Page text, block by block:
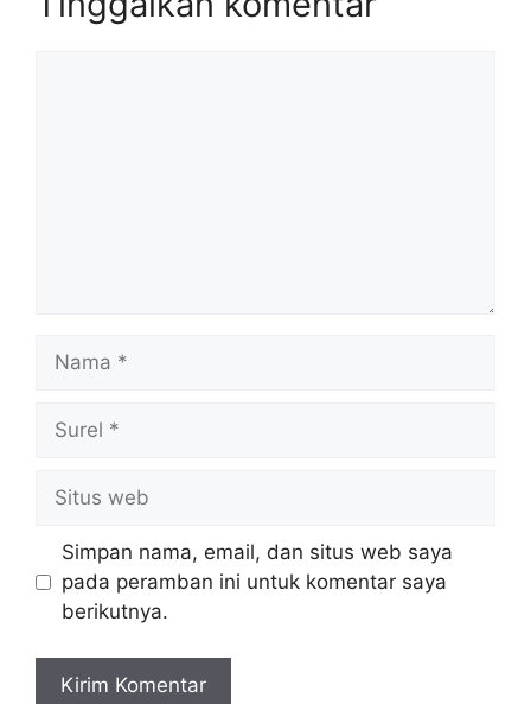
Nama
Surel
Situs
web
Simpan nama, email, dan situs web saya
pada peramban ini untuk komentar saya
berikutnya.